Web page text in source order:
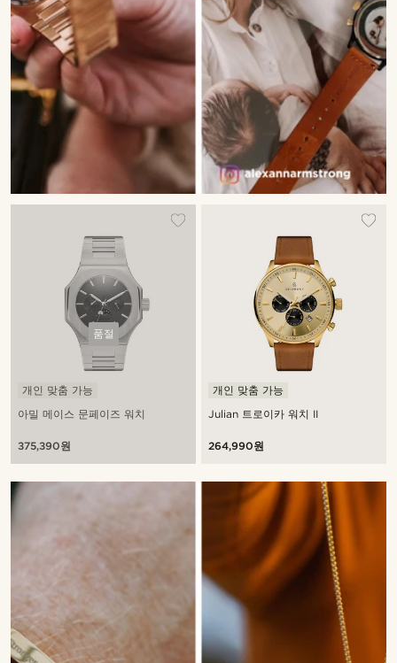
품절
아밀 메이스 문페이즈 워치
개인 맞춤 가능
375,390원
Julian 트로이카 워치 II
개인 맞춤 가능
264,990원